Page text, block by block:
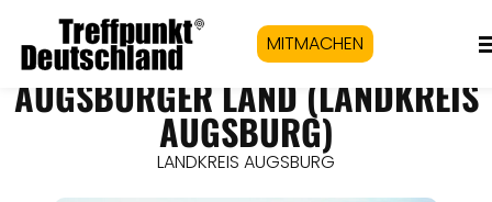
MITMACHEN
AUGSBURGER LAND (LANDKREIS
AUGSBURG)
LANDKREIS AUGSBURG